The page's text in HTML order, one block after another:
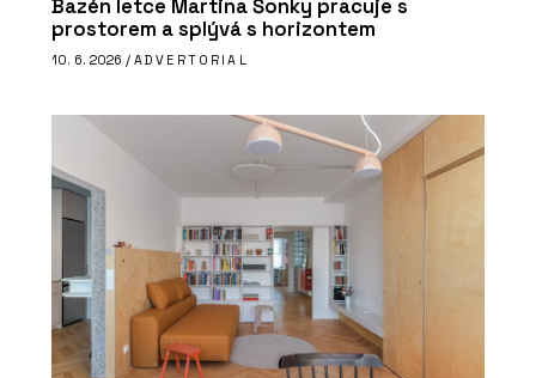
Bazén letce Martina Šonky pracuje s
prostorem a splývá s horizontem
10. 6. 2026 / ADVERTORIAL